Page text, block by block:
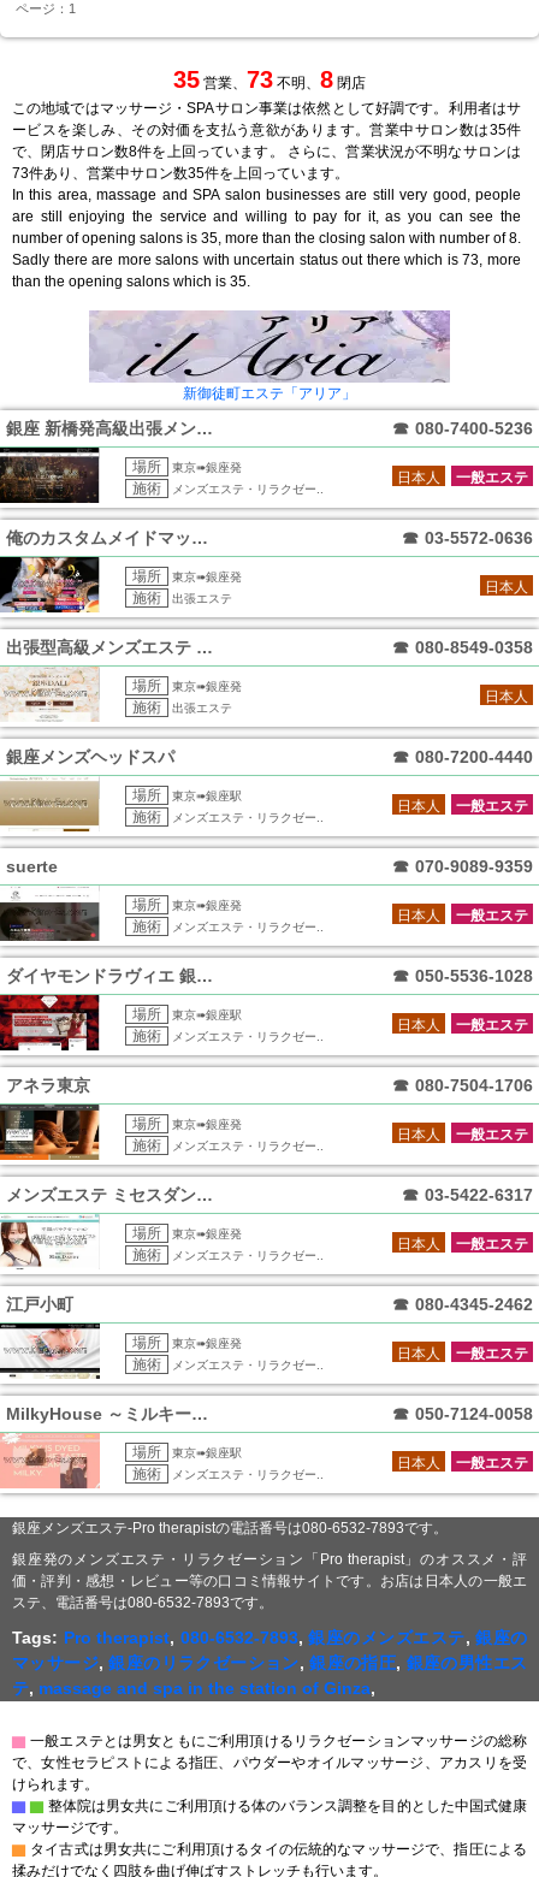
ページ：1
35 営業、 73 不明、 8 閉店
この地域ではマッサージ・SPAサロン事業は依然として好調です。利用者はサ
ービスを楽しみ、その対価を支払う意欲があります。営業中サロン数は35件
で、閉店サロン数8件を上回っています。 さらに、営業状況が不明なサロンは
73件あり、営業中サロン数35件を上回っています。
In this area, massage and SPA salon businesses are still very good, people
are still enjoying the service and willing to pay for it, as you can see the
number of opening salons is 35, more than the closing salon with number of 8.
Sadly there are more salons with uncertain status out there which is 73, more
than the opening salons which is 35.
新御徒町エステ「アリア」
銀座 新橋発高級出張メンズエステ The ☎ 080-7400-5236
場所 東京➠銀座発
施術 メンズエステ・リラクゼー..
一般エステ
日本人
俺のカスタムメイドマッサージ 東京店 ☎ 03-5572-0636
場所 東京➠銀座発
施術 出張エステ
日本人
出張型高級メンズエステ 銀座ダリ ☎ 080-8549-0358
場所 東京➠銀座発
施術 出張エステ
日本人
銀座メンズヘッドスパ ☎ 080-7200-4440
場所 東京➠銀座駅
施術 メンズエステ・リラクゼー..
一般エステ
日本人
suerte ☎ 070-9089-9359
場所 東京➠銀座発
施術 メンズエステ・リラクゼー..
一般エステ
日本人
ダイヤモンドラヴィエ 銀座ルーム ☎ 050-5536-1028
場所 東京➠銀座駅
施術 メンズエステ・リラクゼー..
一般エステ
日本人
アネラ東京 ☎ 080-7504-1706
場所 東京➠銀座発
施術 メンズエステ・リラクゼー..
一般エステ
日本人
メンズエステ ミセスダンディ銀座 ☎ 03-5422-6317
場所 東京➠銀座発
施術 メンズエステ・リラクゼー..
一般エステ
日本人
江戸小町 ☎ 080-4345-2462
場所 東京➠銀座発
施術 メンズエステ・リラクゼー..
一般エステ
日本人
MilkyHouse ～ミルキーハウス～ ☎ 050-7124-0058
場所 東京➠銀座駅
施術 メンズエステ・リラクゼー..
一般エステ
日本人
銀座メンズエステ-Pro therapistの電話番号は080-6532-7893です。
銀座発のメンズエステ・リラクゼーション「Pro therapist」のオススメ・評
価・評判・感想・レビュー等の口コミ情報サイトです。お店は日本人の一般エ
ステ、電話番号は080-6532-7893です。
Tags: Pro therapist, 080-6532-7893, 銀座のメンズエステ, 銀座の
マッサージ,銀座のリラクゼーション,銀座の指圧, 銀座の男性エス
テ, massage and spa in the station of Ginza,
▇ 一般エステとは男女ともにご利用頂けるリラクゼーションマッサージの総称
で、女性セラピストによる指圧、パウダーやオイルマッサージ、アカスリを受
けられます。
▇ ▇ 整体院は男女共にご利用頂ける体のバランス調整を目的とした中国式健康
マッサージです。
▇ タイ古式は男女共にご利用頂けるタイの伝統的なマッサージで、指圧による
揉みだけでなく四肢を曲げ伸ばすストレッチも行います。